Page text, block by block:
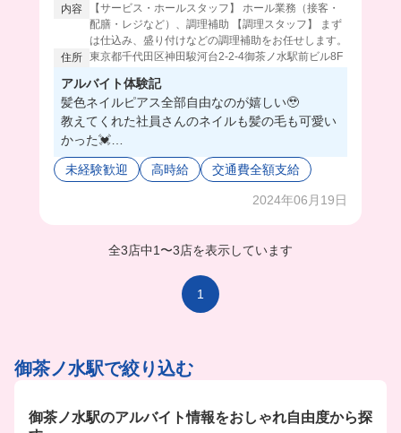
内容
【サービス・ホールスタッフ】 ホール業務（接客・
配膳・レジなど）、調理補助 【調理スタッフ】 まず
は仕込み、盛り付けなどの調理補助をお任せします。
住所 東京都千代田区神田駿河台2-2-4御茶ノ水駅前ビル8F
アルバイト体験記
髪色ネイルピアス全部自由なのが嬉しい🥹
教えてくれた社員さんのネイルも髪の毛も可愛い
かった💓
店員さんたち仲よくて、営業後に飲みに行くこと
もあるみたい🍺
ホールとキッチンも難しいことなかったから初心
未経験歓迎 高時給 交通費全額支給
2024年06月19日
全3店中1 〜3店を表示しています
1
御茶ノ水駅で絞り込む
御茶ノ水駅のアルバイト情報をおしゃれ自由度から探